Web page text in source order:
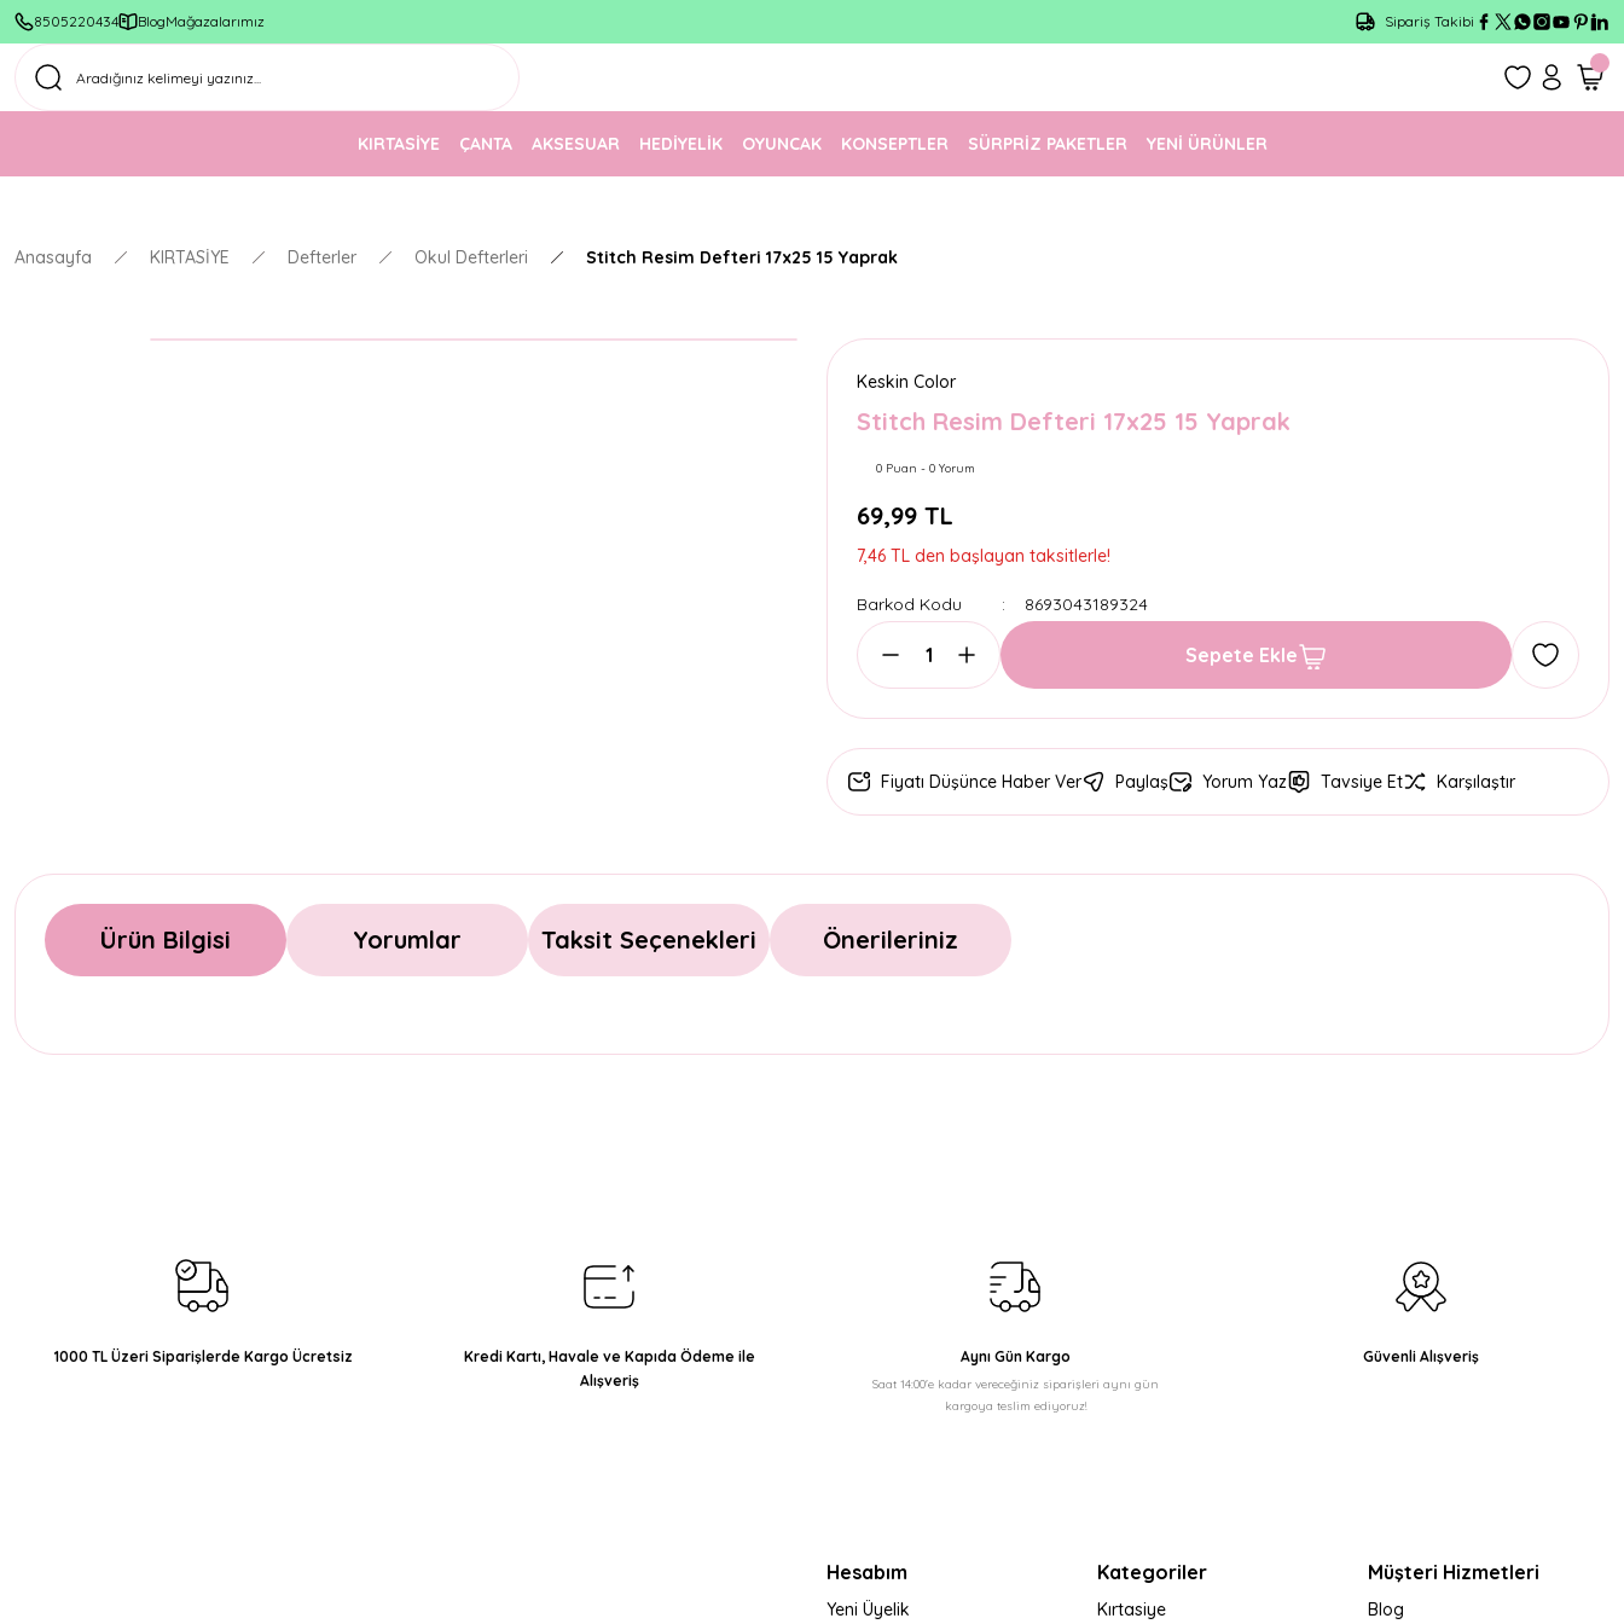
8505220434 BlogMağazalarımız
1500 TL Üzeri Ücretsiz Kargo
Sipariş Takibi
KIRTASİYE ÇANTA AKSESUAR HEDİYELİK OYUNCAK KONSEPTLER SÜRPRİZ PAKETLER YENİ ÜRÜNLER
Anasayfa KIRTASİYE Defterler Okul Defterleri Stitch Resim Defteri 17x25 15 Yaprak
Keskin Color
Stitch Resim Defteri 17x25 15 Yaprak
0 Puan - 0 Yorum
69,99 TL
7,46 TL den başlayan taksitlerle!
Barkod Kodu 8693043189324
Sepete Ekle
Fiyatı Düşünce Haber Ver Paylaş Yorum Yaz Tavsiye Et Karşılaştır
Ürün Bilgisi Yorumlar Taksit Seçenekleri Önerileriniz
Ürün fiyatı diğer sitelerden daha pahalı.
Bu ürüne benzer farklı alternatifler olmalı.
1000 TL Üzeri Siparişlerde Kargo Ücretsiz
Kredi Kartı, Havale ve Kapıda Ödeme ile
Alışveriş
Aynı Gün Kargo
Saat 14:00'e kadar vereceğiniz siparişleri aynı gün
kargoya teslim ediyoruz!
Güvenli Alışveriş
Hesabım
Yeni Üyelik
Kategoriler
Kırtasiye
Müşteri Hizmetleri
Blog